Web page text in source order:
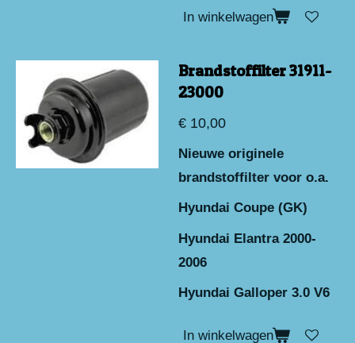
In winkelwagen
Brandstoffilter 31911-
23000
€ 10,00
Nieuwe originele
brandstoffilter voor o.a.
Hyundai Coupe (GK)
Hyundai Elantra 2000-
2006
Hyundai Galloper 3.0 V6
In winkelwagen